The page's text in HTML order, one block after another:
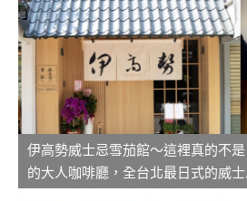
伊高勢威士忌雪茄館～這裡真的不
的大人咖啡廳，全台北最日式的威士